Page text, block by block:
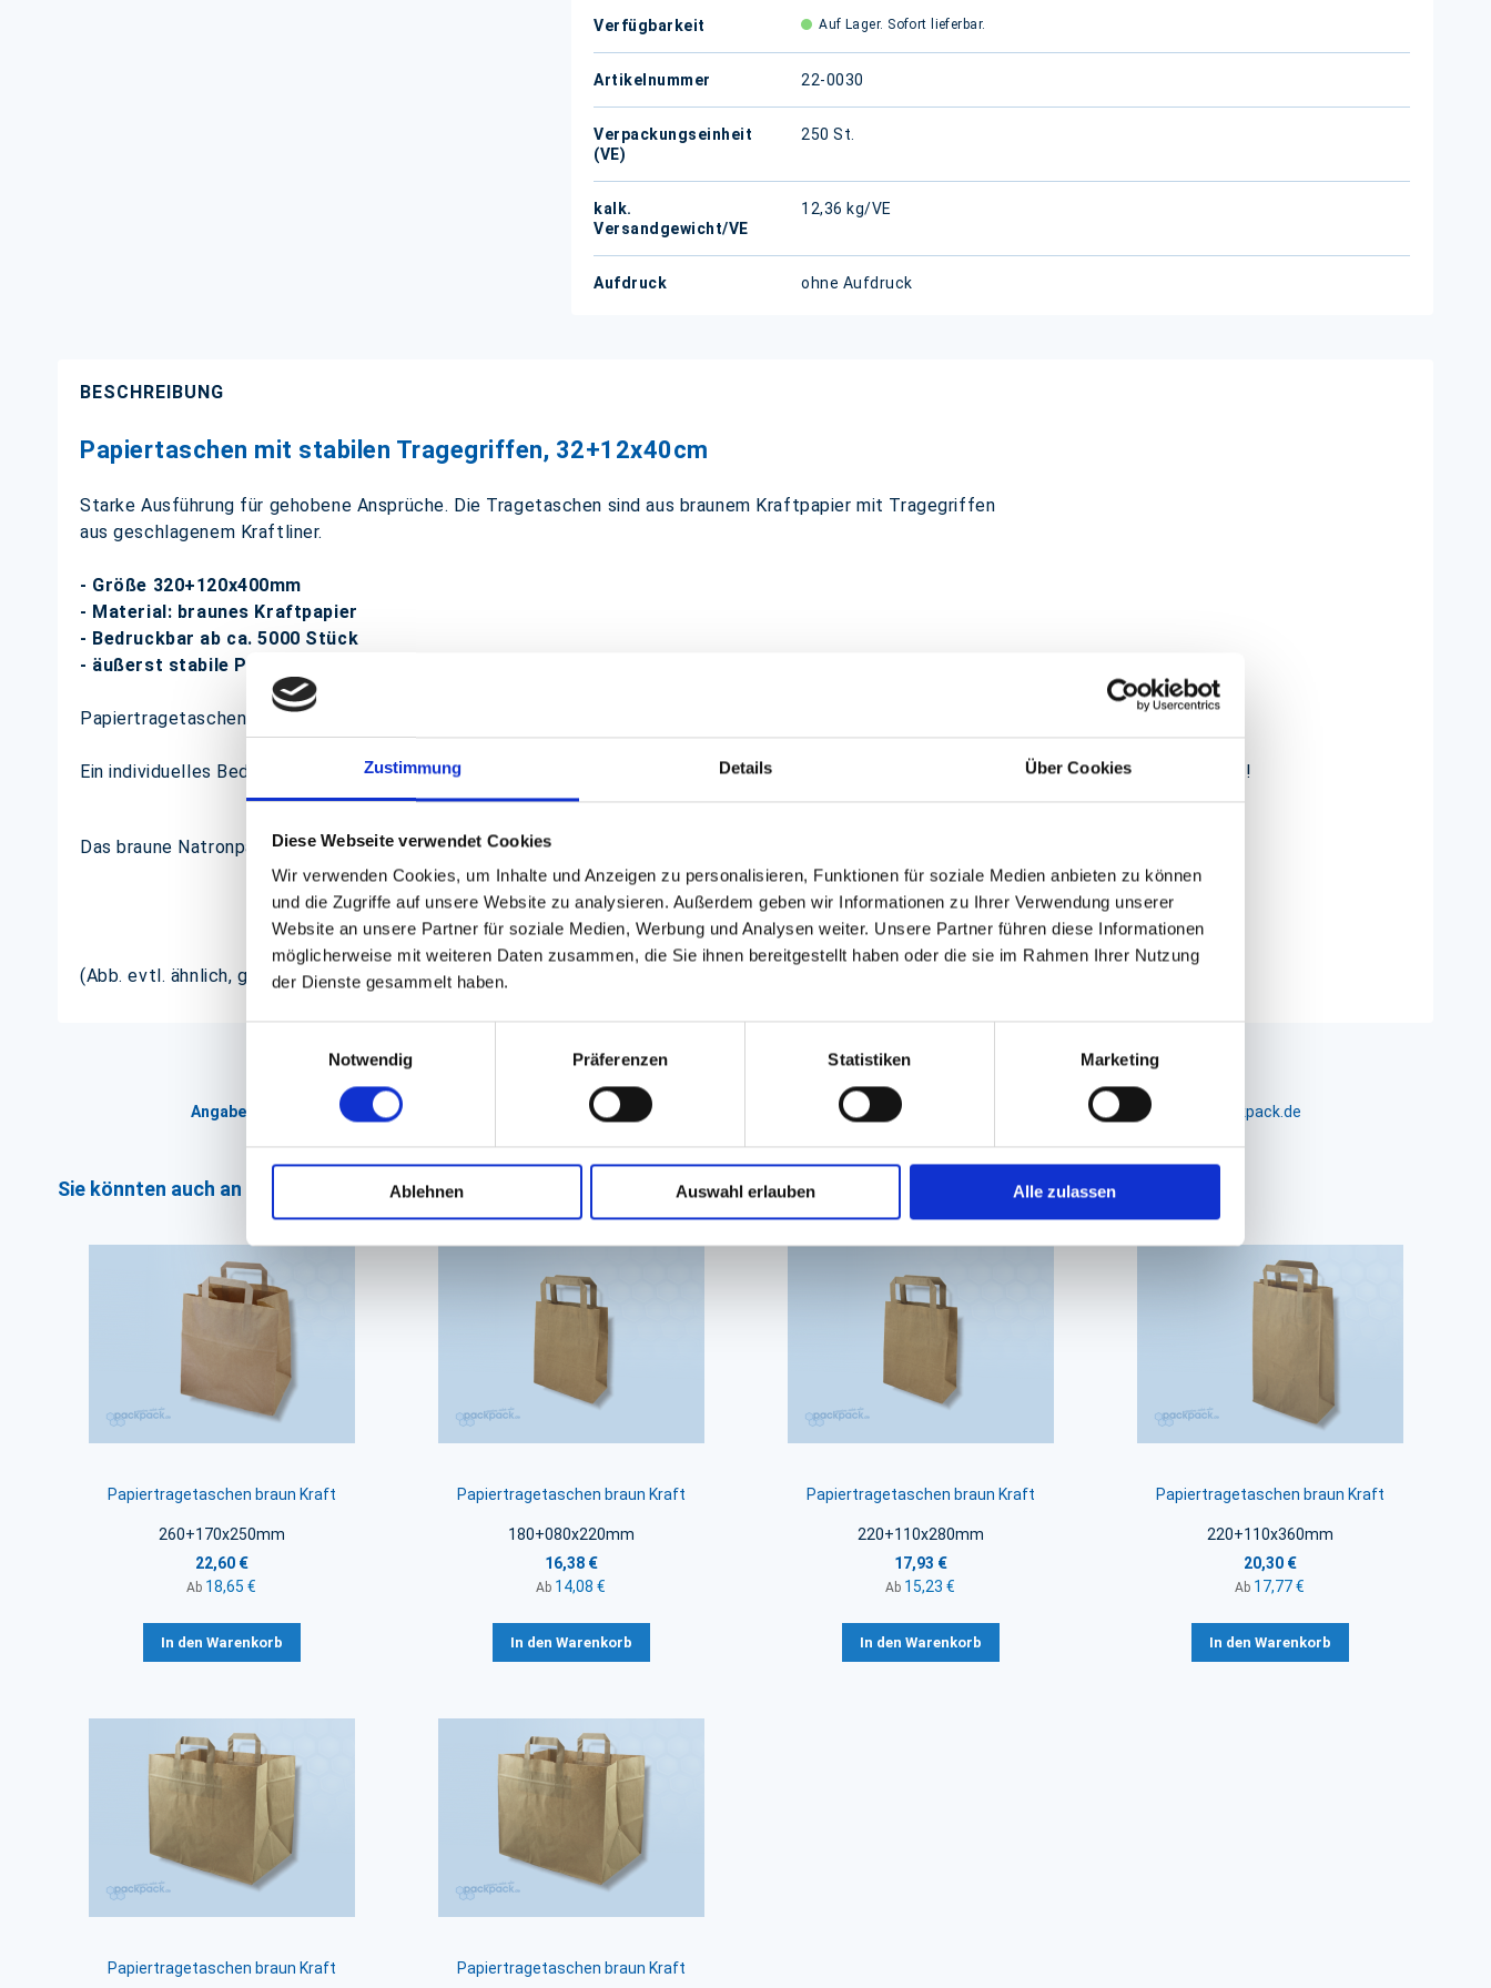
Zustimmung Details Über Cookies
Diese Webseite verwendet Cookies
Wir verwenden Cookies, um Inhalte und Anzeigen zu personalisieren, Funktionen für soziale Medien anbieten zu können
und die Zugriffe auf unsere Website zu analysieren. Außerdem geben wir Informationen zu Ihrer Verwendung unserer
Website an unsere Partner für soziale Medien, Werbung und Analysen weiter. Unsere Partner führen diese Informationen
möglicherweise mit weiteren Daten zusammen, die Sie ihnen bereitgestellt haben oder die sie im Rahmen Ihrer Nutzung
der Dienste gesammelt haben.
Notwendig
Präferenzen Statistiken Marketing
Ablehnen Auswahl erlauben Alle zulassen
Verfügbarkeit Auf Lager. Sofort lieferbar.
Artikelnummer 22-0030
Verpackungseinheit
(VE)
250 St.
kalk.
Versandgewicht/VE
12,36 kg/VE
Aufdruck ohne Aufdruck
BESCHREIBUNG
Papiertaschen mit stabilen Tragegriffen, 32+12x40cm
Starke Ausführung für gehobene Ansprüche. Die Tragetaschen sind aus braunem Kraftpapier mit Tragegriffen
aus geschlagenem Kraftliner.
- Größe 320+120x400mm
- Material: braunes Kraftpapier
- Bedruckbar ab ca. 5000 Stück
- äußerst stabile Papietragetaschen
Papiertragetaschen sind bei uns in vielen weiteren Größen lieferbar!
Ein individuelles Bedrucken mit Ihrem Firmenlogo ist bereits ab einer Menge von ca. 5000 St. möglich. Fragen Sie gerne nach, E-Mail genügt!
Das braune Natronpapier ist vollständig biologisch abbaubar
(Abb. evtl. ähnlich, ggf. ohne Dekoration)
Angaben zur Informationspflichten der GPSR Produktsicherheitsverordnung: packpack.de GmbH, Am Bullhamm 24-26, D-26441 Jever, info@packpack.de
Sie könnten auch an folgenden Artikeln interessiert sein
Papiertragetaschen braun Kraft
260+170x250mm
22,60 €
Ab 18,65 €
In den Warenkorb
Papiertragetaschen braun Kraft
180+080x220mm
16,38 €
Ab 14,08 €
In den Warenkorb
Papiertragetaschen braun Kraft
220+110x280mm
17,93 €
Ab 15,23 €
In den Warenkorb
Papiertragetaschen braun Kraft
220+110x360mm
20,30 €
Ab 17,77 €
In den Warenkorb
Papiertragetaschen braun Kraft Papiertragetaschen braun Kraft